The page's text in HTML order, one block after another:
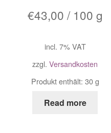
€43,00 / 100 g
incl. 7% VAT
zzgl. Versandkosten
Produkt enthält: 30g
Read more